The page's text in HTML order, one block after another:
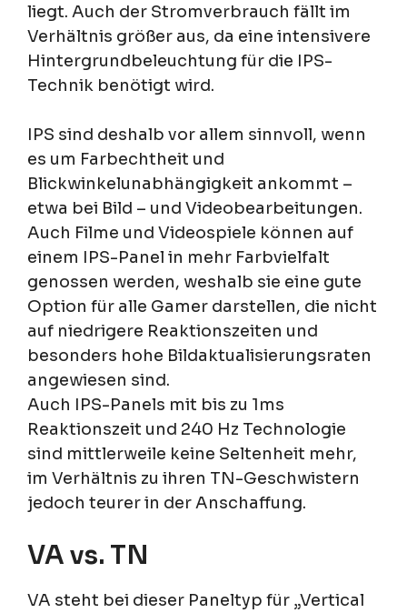
liegt. Auch der Stromverbrauch fällt im
Verhältnis größer aus, da eine intensivere
Hintergrundbeleuchtung für die IPS-
Technik benötigt wird.
IPS sind deshalb vor allem sinnvoll, wenn
es um Farbechtheit und
Blickwinkelunabhängigkeit ankommt –
etwa bei Bild – und Videobearbeitungen.
Auch Filme und Videospiele können auf
einem IPS-Panel in mehr Farbvielfalt
genossen werden, weshalb sie eine gute
Option für alle Gamer darstellen, die nicht
auf niedrigere Reaktionszeiten und
besonders hohe Bildaktualisierungsraten
angewiesen sind.
Auch IPS-Panels mit bis zu 1ms
Reaktionszeit und 240 Hz Technologie
sind mittlerweile keine Seltenheit mehr,
im Verhältnis zu ihren TN-Geschwistern
jedoch teurer in der Anschaffung.
VA vs. TN
VA steht bei dieser Paneltyp für „Vertical